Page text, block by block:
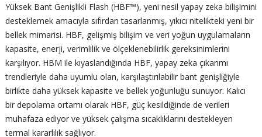
Yüksek Bant Genişlikli Flash (HBF™), yeni nesil yapay zeka bilişimini
desteklemek amacıyla sıfırdan tasarlanmış, yıkıcı nitelikteki yeni bir
bellek mimarisi. HBF, gelişmiş bilişim ve veri yoğun uygulamaların
kapasite, enerji, verimlilik ve ölçeklenebilirlik gereksinimlerini
karşılıyor. HBM ile kıyaslandığında HBF, yapay zeka çıkarımı
trendleriyle daha uyumlu olan, karşılaştırılabilir bant genişliğiyle
birlikte daha yüksek kapasite ve bellek yoğunluğu sunuyor. Kalıcı
bir depolama ortamı olarak HBF, güç kesildiğinde de verileri
muhafaza ediyor ve yüksek çalışma sıcaklıklarını destekleyen
termal kararlılık sağlıyor.